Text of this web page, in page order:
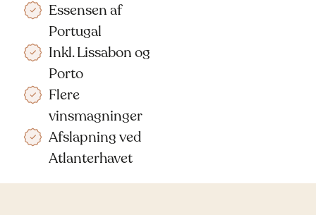
Essensen af
Portugal
Inkl. Lissabon og
Porto
Flere
vinsmagninger
Afslapning ved
Atlanterhavet